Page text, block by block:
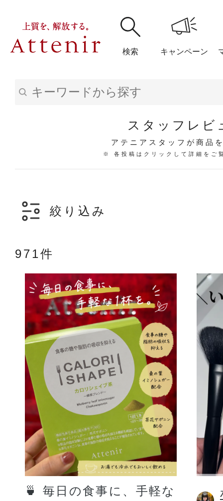
検索 キャンペーン
アテニア
アテニアの「
お友達紹介サ
定期お届けサ
スタッフレビ
アテニアスタッフが商品
※ 各投稿はクリックして詳細をご
絞り込み
971件
🍵 毎日の食事に、手軽な